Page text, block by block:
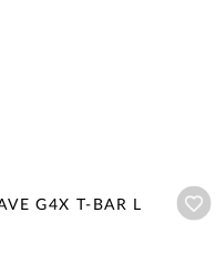
G4X T-BAR L